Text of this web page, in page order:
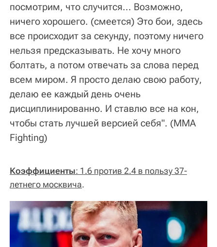
посмотрим, что случится... Возможно,
ничего хорошего. (смеется) Это бои, здесь
все происходит за секунду, поэтому ничего
нельзя предсказывать. Не хочу много
болтать, а потом отвечать за слова перед
всем миром. Я просто делаю свою работу,
делаю ее каждый день очень
дисциплинированно. И ставлю все на кон,
чтобы стать лучшей версией себя". (MMA
Fighting)
Коэффициенты: 1.6 против 2.4 в пользу 37-
летнего москвича.